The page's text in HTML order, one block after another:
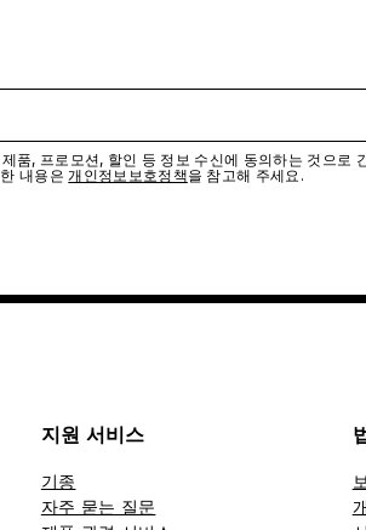
품, 프로모션, 할인 등 정보 수신에 동의하는 것으로
내용은개인정보보호정책을 참고해 주세요.
지원 서비스
기종
자주 묻는 질문